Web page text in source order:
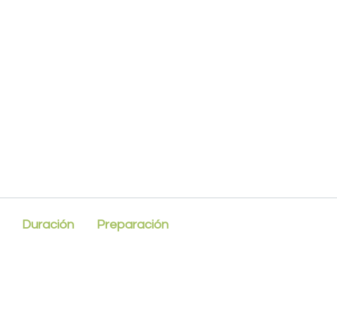
Duración Preparación